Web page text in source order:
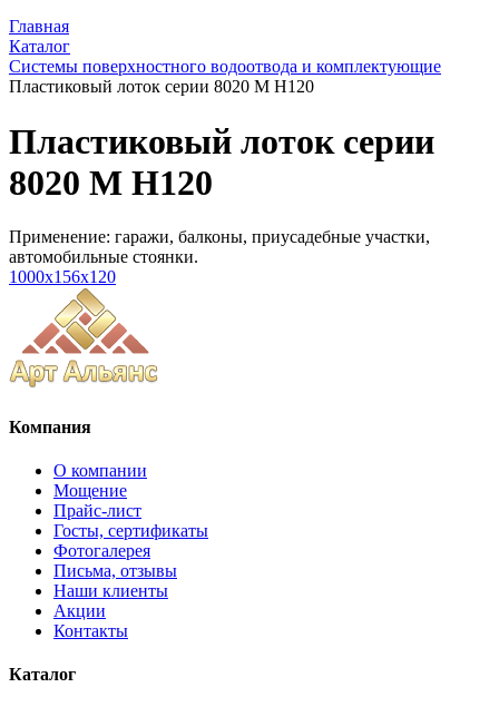
Главная
Каталог
Системы поверхностного водоотвода и комплектующие
Пластиковый лоток серии 8020 М H120
Пластиковый лоток серии
8020 М H120
Применение: гаражи, балконы, приусадебные участки,
автомобильные стоянки.
1000x156x120
Компания
О компании
Мощение
Прайс-лист
Госты, сертификаты
Фотогалерея
Письма, отзывы
Наши клиенты
Акции
Контакты
Каталог